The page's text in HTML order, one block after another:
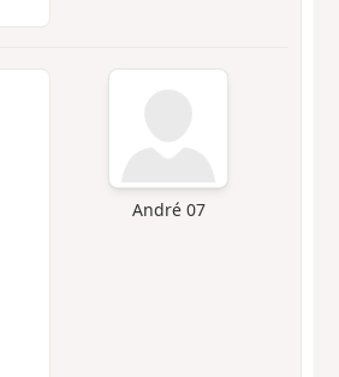
André 07